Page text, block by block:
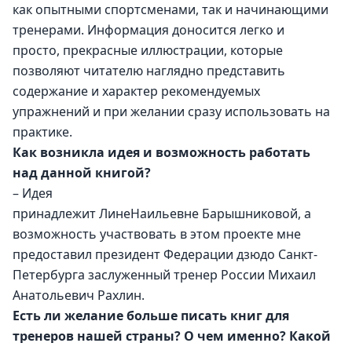
как опытными спортсменами, так и начинающими
тренерами. Информация доносится легко и
просто, прекрасные иллюстрации, которые
позволяют читателю наглядно представить
содержание и характер рекомендуемых
упражнений и при желании сразу использовать на
практике.
Как возникла идея и возможность работать
над данной книгой?
– Идея
принадлежит ЛинеНаильевне Барышниковой, а
возможность участвовать в этом проекте мне
предоставил президент Федерации дзюдо Санкт-
Петербурга заслуженный тренер России Михаил
Анатольевич Рахлин.
Есть ли желание больше писать книг для
тренеров нашей страны? О чем именно? Какой